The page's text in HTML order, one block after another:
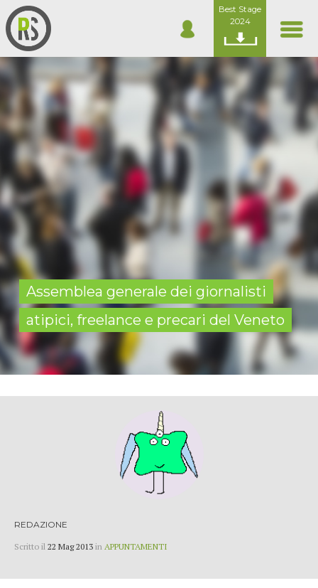
Best Stage
2024
Assemblea generale dei giornalisti
atipici, freelance e precari del Veneto
REDAZIONE
Scritto il 22 Mag 2013 in APPUNTAMENTI